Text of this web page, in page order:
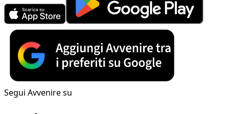
Segui Avvenire su